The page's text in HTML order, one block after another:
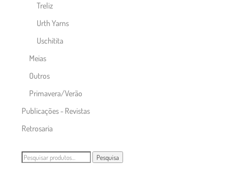
Treliz
Urth Yarns
Uschitita
Meias
Outros
Primavera/Verão
Publicações - Revistas
Retrosaria
Pesquisar
Pesquisa